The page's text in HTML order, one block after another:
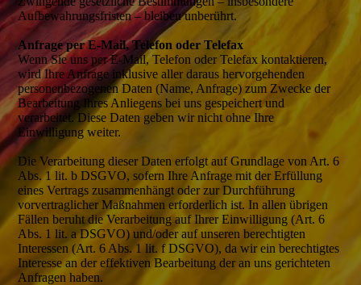
Aufbewahrungsfristen – bleiben unberührt.
Anfrage per E-Mail, Telefon oder Telefax
Wenn Sie uns per E-Mail, Telefon oder Telefax kontaktieren,
wird Ihre Anfrage inklusive aller daraus hervorgehenden
personenbezogenen Daten (Name, Anfrage) zum Zwecke der
Bearbeitung Ihres Anliegens bei uns gespeichert und
verarbeitet. Diese Daten geben wir nicht ohne Ihre
Einwilligung weiter.
Die Verarbeitung dieser Daten erfolgt auf Grundlage von Art. 6
Abs. 1 lit. b DSGVO, sofern Ihre Anfrage mit der Erfüllung
eines Vertrags zusammenhängt oder zur Durchführung
vorvertraglicher Maßnahmen erforderlich ist. In allen übrigen
Fällen beruht die Verarbeitung auf Ihrer Einwilligung (Art. 6
Abs. 1 lit. a DSGVO) und/oder auf unseren berechtigten
Interessen (Art. 6 Abs. 1 lit. f DSGVO), da wir ein berechtigtes
Interesse an der effektiven Bearbeitung der an uns gerichteten
Anfragen haben.